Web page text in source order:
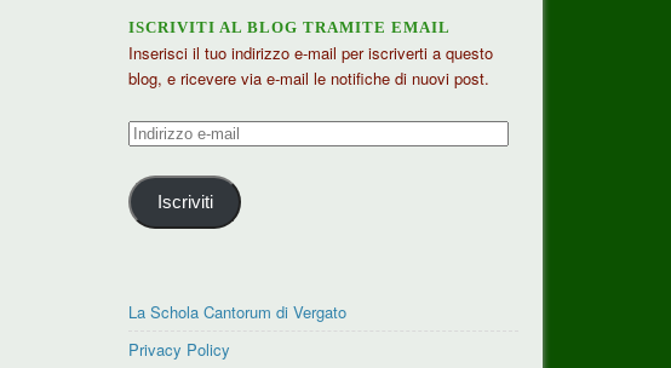
ISCRIVITI AL BLOG TRAMITE EMAIL
Inserisci il tuo indirizzo e-mail per iscriverti a questo
blog, e ricevere via e-mail le notifiche di nuovi post.
Indirizzo
mail
Iscriviti
La Schola Cantorum di Vergato
Privacy Policy